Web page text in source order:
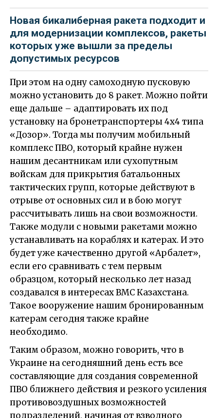
Новая бикалиберная ракета подходит и
для модернизации комплексов, ракеты
которых уже вышли за пределы
допустимых ресурсов
При этом на одну самоходную пусковую
можно установить до 8 ракет. Можно пойти
еще дальше – адаптировать их под
установку на бронетранспортеры 4х4 типа
«Дозор». Тогда мы получим мобильный
комплекс ПВО, который крайне нужен
нашим десантникам или сухопутным
войскам для прикрытия батальонных
тактических групп, которые действуют в
отрыве от основных сил и в бою могут
рассчитывать лишь на свои возможности.
Также модули с новыми ракетами можно
устанавливать на кораблях и катерах. И это
будет уже качественно другой «Арбалет»,
если его сравнивать с тем первым
образцом, который несколько лет назад
создавался в интересах ВМС Казахстана.
Такое вооружение нашим бронированным
катерам сегодня также крайне
необходимо.
Таким образом, можно говорить, что в
Украине на сегодняшний день есть все
составляющие для создания современной
ПВО ближнего действия и резкого усиления
противовоздушных возможностей
подразделений, начиная от взводного